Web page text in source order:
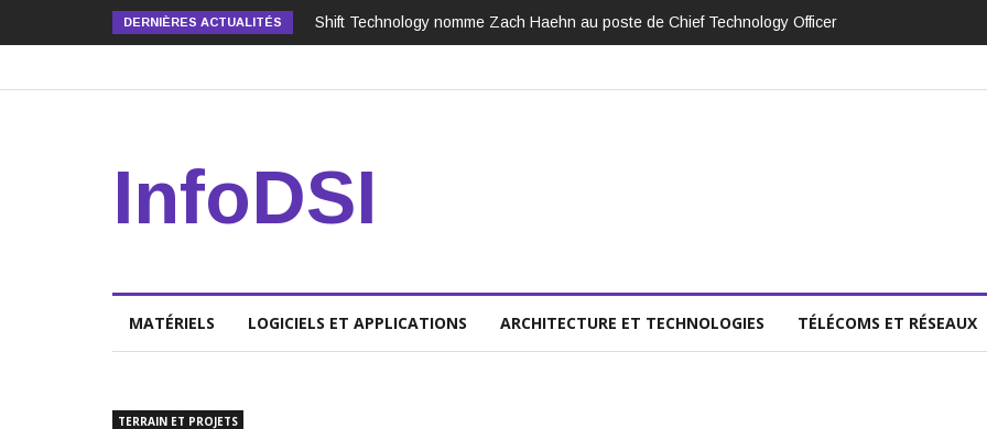
DERNIÈRES ACTUALITÉS Shift Technology nomme Zach Haehn au poste de Chief Technology Officer
InfoDSI
MATÉRIELS LOGICIELS ET APPLICATIONS ARCHITECTURE ET TECHNOLOGIES TÉLÉCOMS ET RÉSEAUX
TERRAIN ET PROJETS